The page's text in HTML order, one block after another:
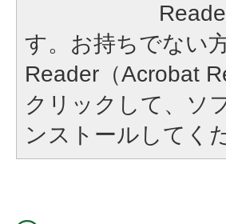
す。お持ちでない
Reader（Acrobat
クリックして、ソ
ンストールしてく